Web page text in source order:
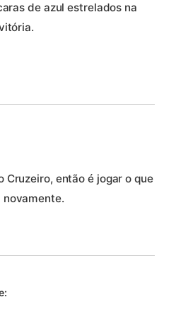
de azul estrelados na
Cruzeiro, então é jogar o que
novamente.